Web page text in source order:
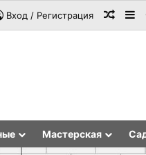
Вход / Регистрация
Мастерская